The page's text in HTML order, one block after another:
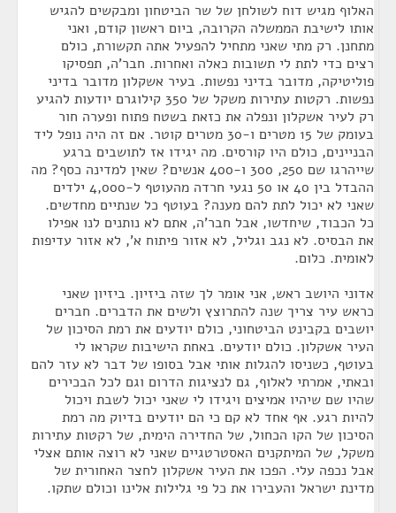
האלוף מגיש דוח לשולחן של שר הביטחון ומבקשים להגיש
אותו לישיבת הממשלה הקרובה, ביום ראשון קודם, ואני
מתחנן. רק מתי שאני מתחיל להפעיל אתה תקשורת, כולם
רצים כדי לתת לי תשובות כאלה ואחרות. חבר'ה, תפסיקו
פוליטיקה, מדובר בדיני נפשות. בעיר אשקלון מדובר בדיני
נפשות. רקטות עתירות משקל של 350 קילוגרם יודעות להגיע
רק לעיר אשקלון ונפלה את כזאת בשטח פתוח ופערה חור
בעומק של 15 מטרים ו-30 מטרים קוטר. אם זה היה נופל ליד
הבניינים, כולם היו קורסים. מה יגידו אז לתושבים ברגע
שייהרגו שם 250, 300 ו-400 אנשים? שאין למדינה כסף? מה
ההבדל בין 40 או 50 נגעי חרדה מהעוטף ל-4,000 ילדים
שאני לא יכול לתת להם מענה? בעוטף כל שנתיים מחדשים.
כל הכבוד, שיחדשו, אבל חבר'ה, אתם לא נותנים לנו אפילו
את הבסיס. לא נגב וגליל, לא אזור פיתוח א', לא אזור עדיפות
לאומית. כלום.
אדוני היושב ראש, אני אומר לך שזה ביזיון. ביזיון שאני
כראש עיר צריך שנה להתרוצץ ולשים את הדברים. חברים
יושבים בקבינט הביטחוני, כולם יודעים את רמת הסיכון של
העיר אשקלון. כולם יודעים. באחת הישיבות שקראו לי
בעוטף, כשניסו להגלות אותי אבל בסופו של דבר לא עזר להם
ובאתי, אמרתי לאלוף, גם לנציגות הדרום וגם לכל הבכירים
שהיו שם שיהיו אמיצים ויגידו לי שאני יכול לשבת ויכול
להיות רגע. אף אחד לא קם כי הם יודעים בדיוק מה רמת
הסיכון של הקו הכחול, של החדירה הימית, של רקטות עתירות
משקל, של המיתקנים האסטרטגיים שאני לא רוצה אותם אצלי
אבל נכפה עלי. הפכו את העיר אשקלון לחצר האחורית של
מדינת ישראל והעבירו את כל פי גלילות אלינו וכולם שתקו.